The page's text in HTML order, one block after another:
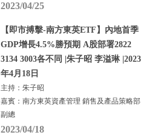
2023/04/25
【即市搏擊-南方東英ETF】內地首季
GDP增長4.5%勝預期 A股部署2822
3134 3003各不同 |朱子昭 李溢琳 |2023
年4月18日
主持：朱子昭
嘉賓：南方東英資產管理 銷售及產品策略部
副總
2023/04/18